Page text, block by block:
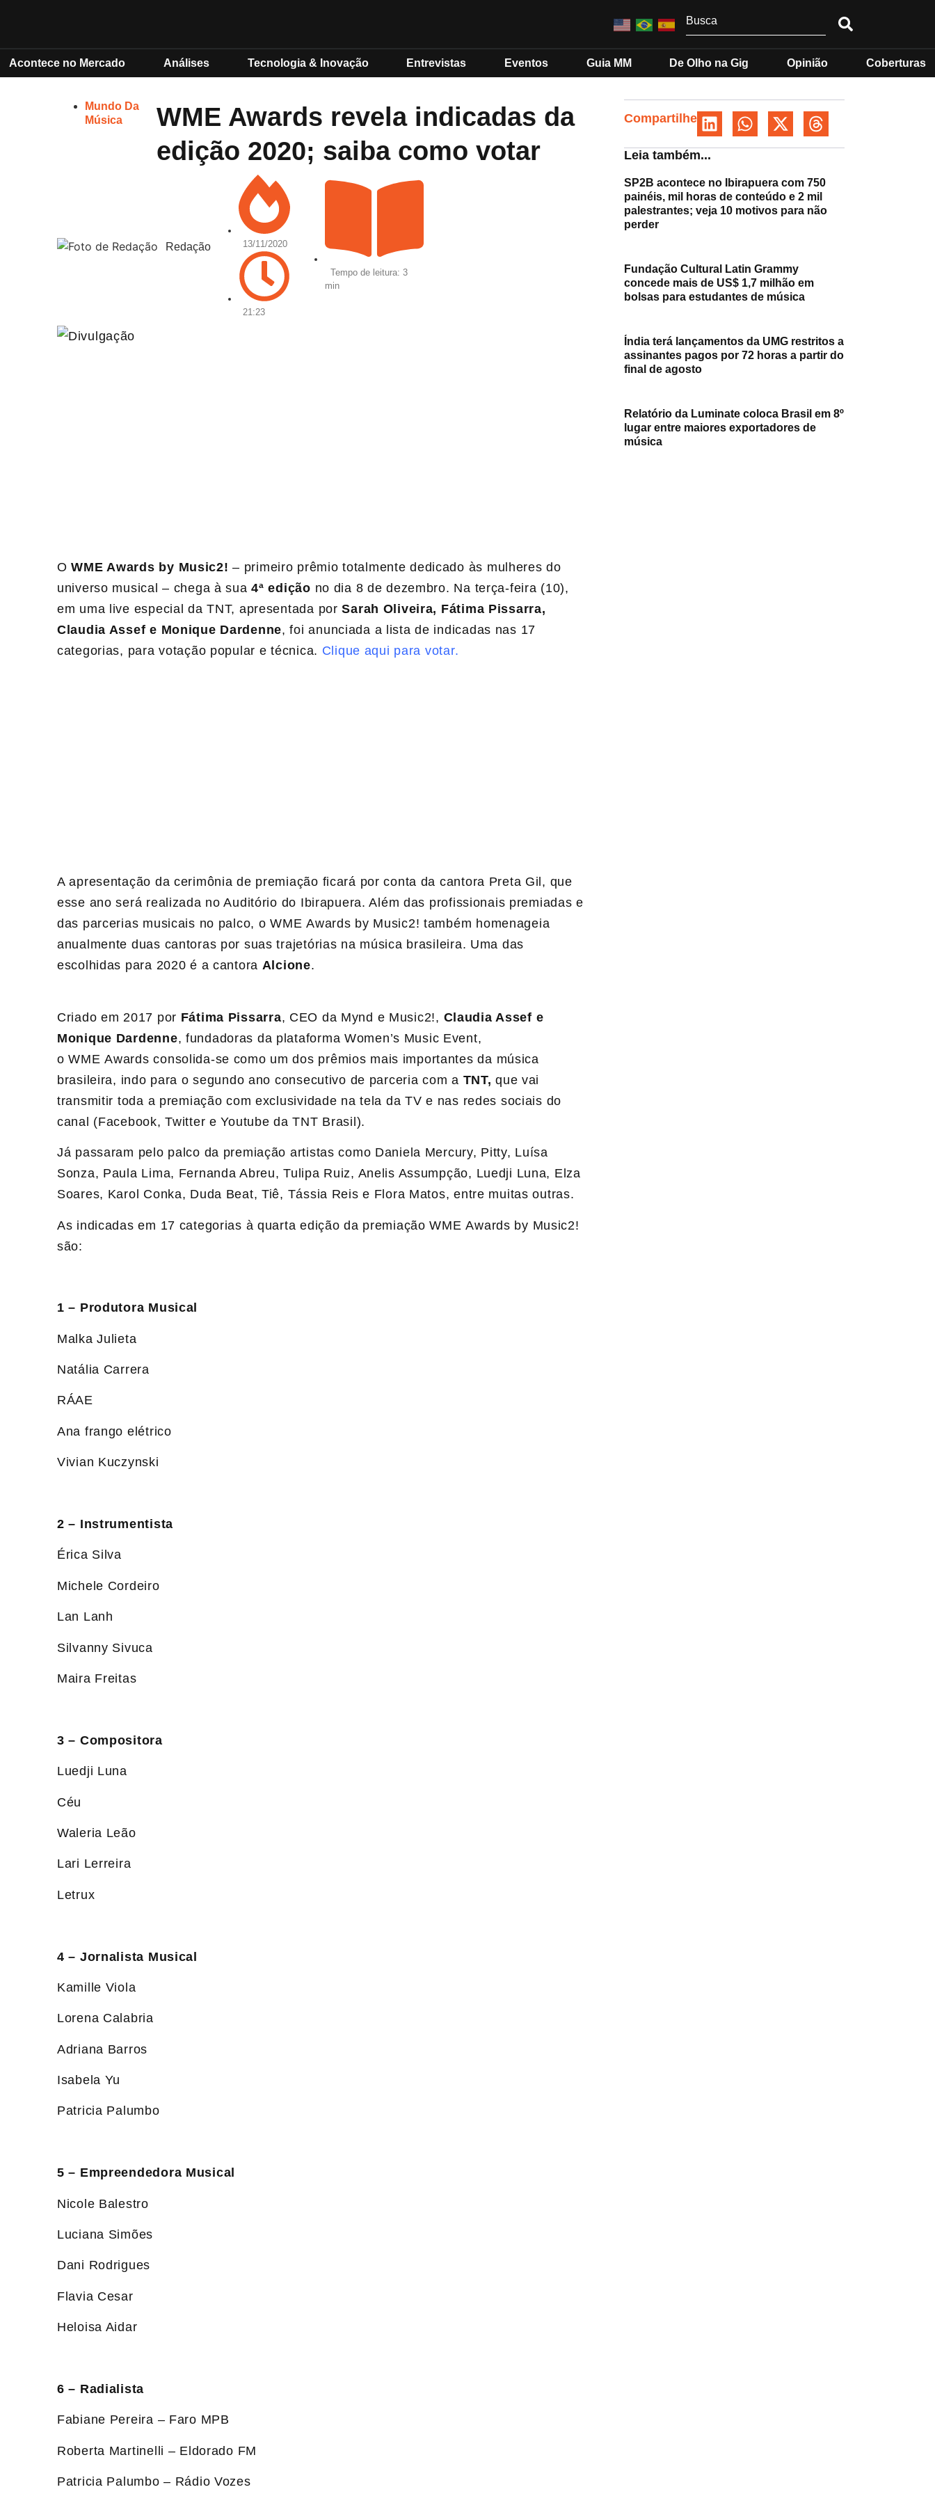
Acontece no Mercado Análises Tecnologia & Inovação Entrevistas Eventos Guia MM De Olho na Gig Opinião Coberturas
Mundo Da
Música
WME Awards revela indicadas da
edição 2020; saiba como votar
Redação 13/11/2020
21:23
Tempo de leitura: 3
min
OWME Awards by Music2! – primeiro prêmio totalmente dedicado às mulheres do
universo musical – chega à sua4ª edição no dia 8 de dezembro. Na terça-feira (10),
em uma live especial da TNT, apresentada porSarah Oliveira, Fátima Pissarra,
Claudia Assef e Monique Dardenne, foi anunciada a lista de indicadas nas 17
categorias, para votação popular e técnica. Clique aqui para votar.
A apresentação da cerimônia de premiação ficará por conta da cantora Preta Gil, que
esse ano será realizada no Auditório do Ibirapuera. Além das profissionais premiadas e
das parcerias musicais no palco, o WME Awards by Music2! também homenageia
anualmente duas cantoras por suas trajetórias na música brasileira. Uma das
escolhidas para 2020 é a cantora Alcione.
Criado em 2017 por Fátima Pissarra, CEO da Mynd e Music2!, Claudia Assef e
Monique Dardenne, fundadoras da plataforma Women’s Music Event,
o WME Awards consolida-se como um dos prêmios mais importantes da música
brasileira, indo para o segundo ano consecutivo de parceria com a TNT,que vai
transmitir toda a premiação com exclusividade na tela da TV e nas redes sociais do
canal (Facebook, Twitter e Youtube da TNT Brasil).
Já passaram pelo palco da premiação artistas como Daniela Mercury, Pitty, Luísa
Sonza, Paula Lima, Fernanda Abreu, Tulipa Ruiz, Anelis Assumpção, Luedji Luna, Elza
Soares, Karol Conka, Duda Beat, Tiê, Tássia Reis e Flora Matos, entre muitas outras.
As indicadas em 17 categorias à quarta edição da premiação WME Awards by Music2!
são:
1 – Produtora Musical
Malka Julieta
Natália Carrera
RÁAE
Ana frango elétrico
Vivian Kuczynski
2 – Instrumentista
Érica Silva
Michele Cordeiro
Lan Lanh
Silvanny Sivuca
Maira Freitas
3 – Compositora
Luedji Luna
Céu
Waleria Leão
Lari Lerreira
Letrux
4 – Jornalista Musical
Kamille Viola
Lorena Calabria
Adriana Barros
Isabela Yu
Patricia Palumbo
5 – Empreendedora Musical
Nicole Balestro
Luciana Simões
Dani Rodrigues
Flavia Cesar
Heloisa Aidar
6 – Radialista
Fabiane Pereira – Faro MPB
Roberta Martinelli – Eldorado FM
Patricia Palumbo – Rádio Vozes
Compartilhe
Leia também...
SP2B acontece no Ibirapuera com 750
painéis, mil horas de conteúdo e 2 mil
palestrantes; veja 10 motivos para não
perder
Fundação Cultural Latin Grammy
concede mais de US$ 1,7 milhão em
bolsas para estudantes de música
Índia terá lançamentos da UMG restritos a
assinantes pagos por 72 horas a partir do
final de agosto
Relatório da Luminate coloca Brasil em 8º
lugar entre maiores exportadores de
música